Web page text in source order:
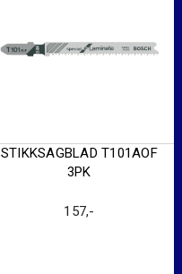
STIKKSAGBLAD T101AOF
3PK
157,-